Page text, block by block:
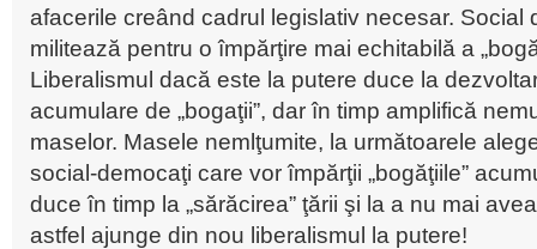
afacerile creând cadrul legislativ necesar. Social
militează pentru o împărţire mai echitabilă a
Liberalismul dacă este la putere duce la
acumulare de „bogaţii”, dar în timp amplifică
maselor. Masele nemlţumite, la următoarele
social-democaţi care vor împărţii „bogăţiile”
duce în timp la „sărăcirea” ţării şi la a nu mai
astfel ajunge din nou liberalismul la putere!